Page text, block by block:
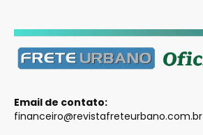
Email de contato:
financeiro@revistafreteurbano.com.br